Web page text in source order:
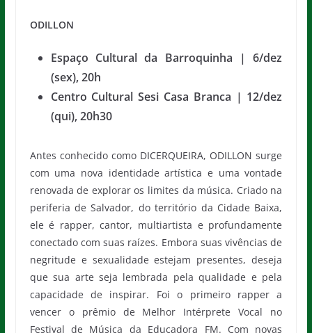
ODILLON
Espaço Cultural da Barroquinha | 6/dez
(sex), 20h
Centro Cultural Sesi Casa Branca | 12/dez
(qui), 20h30
Antes conhecido como DICERQUEIRA, ODILLON surge
com uma nova identidade artística e uma vontade
renovada de explorar os limites da música. Criado na
periferia de Salvador, do território da Cidade Baixa,
ele é rapper, cantor, multiartista e profundamente
conectado com suas raízes. Embora suas vivências de
negritude e sexualidade estejam presentes, deseja
que sua arte seja lembrada pela qualidade e pela
capacidade de inspirar. Foi o primeiro rapper a
vencer o prêmio de Melhor Intérprete Vocal no
Festival de Música da Educadora FM. Com novas